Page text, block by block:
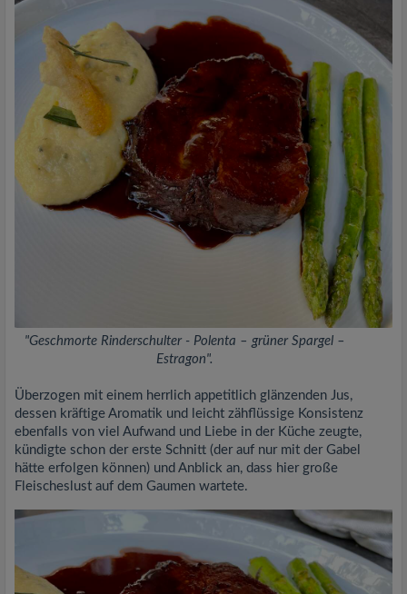
"Geschmorte Rinderschulter - Polenta – grüner Spargel –
Estragon".
Überzogen mit einem herrlich appetitlich glänzenden Jus,
dessen kräftige Aromatik und leicht zähflüssige Konsistenz
ebenfalls von viel Aufwand und Liebe in der Küche zeugte,
kündigte schon der erste Schnitt (der auf nur mit der Gabel
hätte erfolgen können) und Anblick an, dass hier große
Fleischeslust auf dem Gaumen wartete.